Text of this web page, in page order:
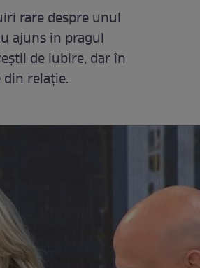
rare despre unul
ajuns în pragul
de iubire, dar în
relație.